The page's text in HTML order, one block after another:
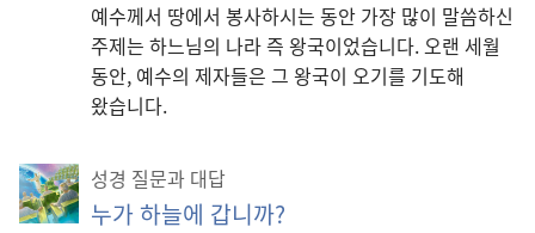
예수께서 땅에서 봉사하시는 동안 가장 많이 말씀하신
주제는 하느님의 나라 즉 왕국이었습니다. 오랜 세월
동안, 예수의 제자들은 그 왕국이 오기를 기도해
왔습니다.
성경 질문과 대답
누가 하늘에 갑니까?